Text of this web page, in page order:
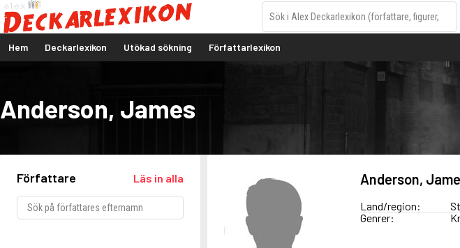
Hem Deckarlexikon Utökad sökning Författarlexikon
Anderson, James
Författare Läs in alla Anderson,
Land/region:
Genrer: